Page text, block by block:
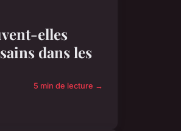
elles
dans les
5 min de lecture →